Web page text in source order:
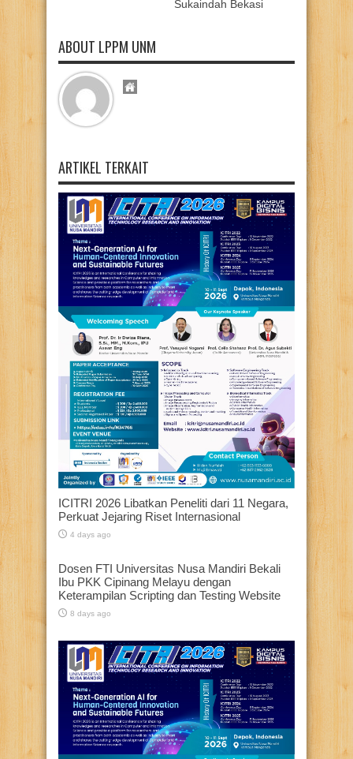
Sukaindah Bekasi
ABOUT LPPM UNM
ARTIKEL TERKAIT
ICITRI 2026 Libatkan Peneliti dari 11 Negara,
Perkuat Jejaring Riset Internasional
4 days ago
Dosen FTI Universitas Nusa Mandiri Bekali
Ibu PKK Cipinang Melayu dengan
Keterampilan Scripting dan Testing Website
8 days ago